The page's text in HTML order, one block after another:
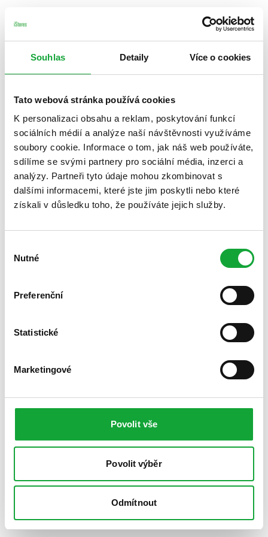
Souhlas Detaily Více o cookies
Tato webová stránka používá cookies
K personalizaci obsahu a reklam, poskytování funkcí
sociálních médií a analýze naší návštěvnosti využíváme
soubory cookie. Informace o tom, jak náš web používáte,
sdílíme se svými partnery pro sociální média, inzerci a
analýzy. Partneři tyto údaje mohou zkombinovat s
dalšími informacemi, které jste jim poskytli nebo které
získali v důsledku toho, že používáte jejich služby.
souhlasu
Nutné
Preferenční
Statistické
Marketingové
Povolit vše
Povolit výběr
Odmítnout